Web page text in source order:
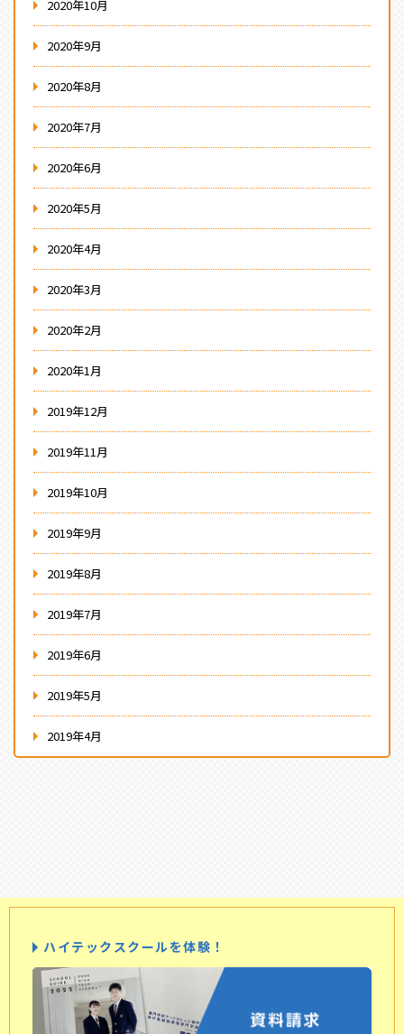
2020年10月
2020年9月
2020年8月
2020年7月
2020年6月
2020年5月
2020年4月
2020年3月
2020年2月
2020年1月
2019年12月
2019年11月
2019年10月
2019年9月
2019年8月
2019年7月
2019年6月
2019年5月
2019年4月
ハイテックスクールを体験！